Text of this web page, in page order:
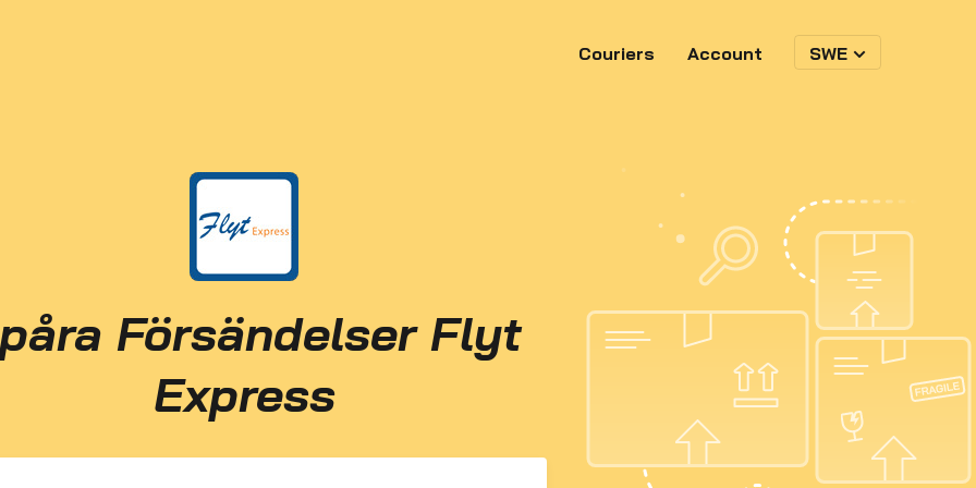
Couriers Account SWE
Försändelser Flyt
Express